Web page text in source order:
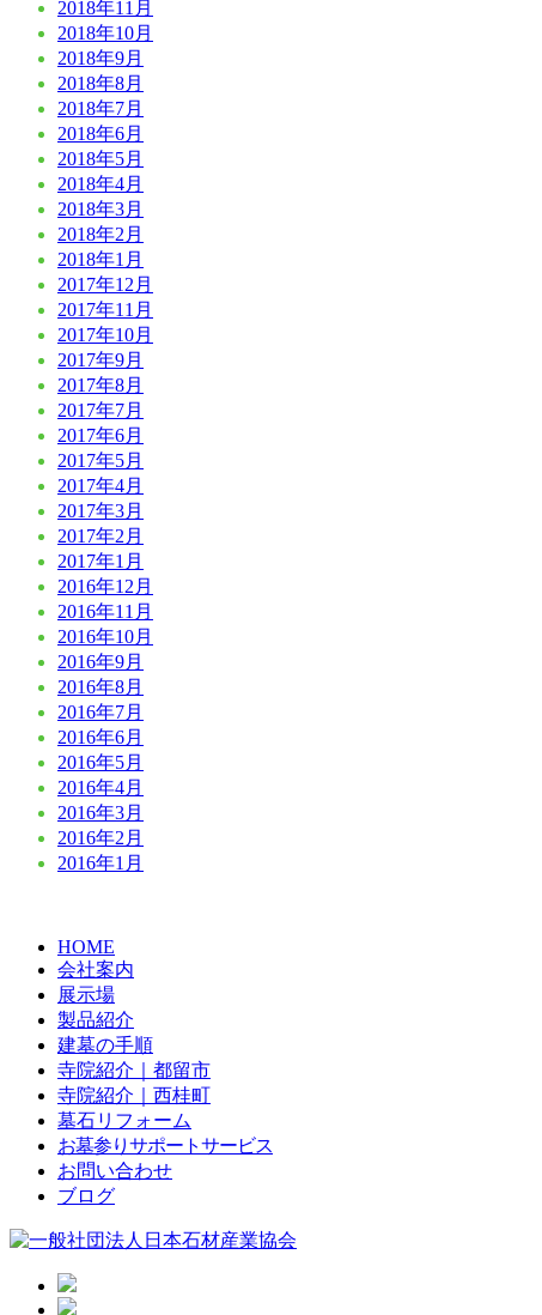
2018年11月
2018年10月
2018年9月
2018年8月
2018年7月
2018年6月
2018年5月
2018年4月
2018年3月
2018年2月
2018年1月
2017年12月
2017年11月
2017年10月
2017年9月
2017年8月
2017年7月
2017年6月
2017年5月
2017年4月
2017年3月
2017年2月
2017年1月
2016年12月
2016年11月
2016年10月
2016年9月
2016年8月
2016年7月
2016年6月
2016年5月
2016年4月
2016年3月
2016年2月
2016年1月
HOME
会社案内
展示場
製品紹介
建墓の手順
寺院紹介｜都留市
寺院紹介｜西桂町
墓石リフォーム
お墓参りサポートサービス
お問い合わせ
ブログ